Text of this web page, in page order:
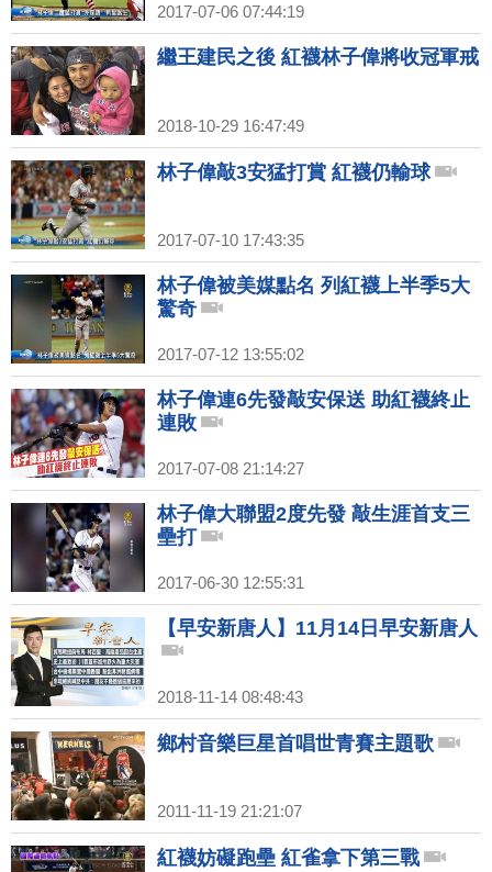
2017-07-06 07:44:19
繼王建民之後 紅襪林子偉將收冠軍戒
2018-10-29 16:47:49
林子偉敲3安猛打賞 紅襪仍輸球
2017-07-10 17:43:35
林子偉被美媒點名 列紅襪上半季5大
驚奇
2017-07-12 13:55:02
林子偉連6先發敲安保送 助紅襪終止
連敗
2017-07-08 21:14:27
林子偉大聯盟2度先發 敲生涯首支三
壘打
2017-06-30 12:55:31
【早安新唐人】11月14日早安新唐人
2018-11-14 08:48:43
鄉村音樂巨星首唱世青賽主題歌
2011-11-19 21:21:07
紅襪妨礙跑壘 紅雀拿下第三戰